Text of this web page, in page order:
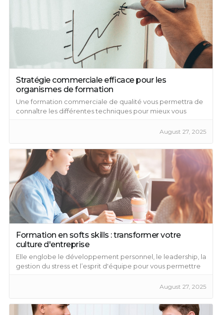
Stratégie commerciale efficace pour les
organismes de formation
Une formation commerciale de qualité vous permettra de
connaître les différentes techniques pour mieux vous
August 27, 2025
Formation en softs skills : transformer votre
culture d'entreprise
Elle englobe le développement personnel, le leadership, la
gestion du stress et l’esprit d'équipe pour vous permettre
August 27, 2025